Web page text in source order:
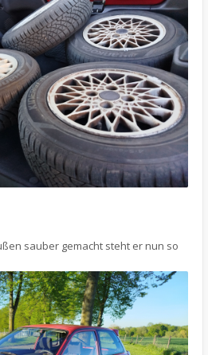
sauber gemacht steht er nun so